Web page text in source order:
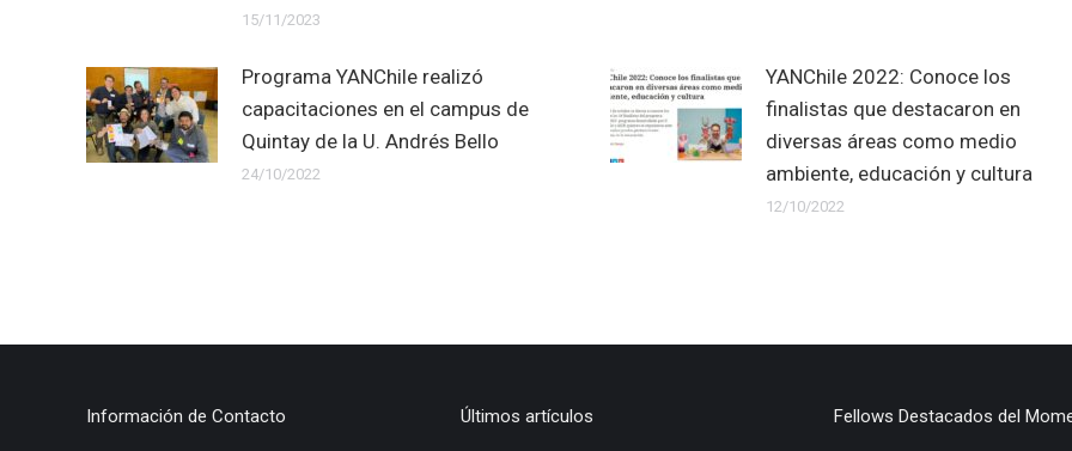
15/11/2023
Programa YANChile realizó
capacitaciones en el campus de
Quintay de la U. Andrés Bello
24/10/2022
YANChile 2022: Conoce los
finalistas que destacaron en
diversas áreas como medio
ambiente, educación y cultura
12/10/2022
Información de Contacto Últimos artículos Fellows Destacados del